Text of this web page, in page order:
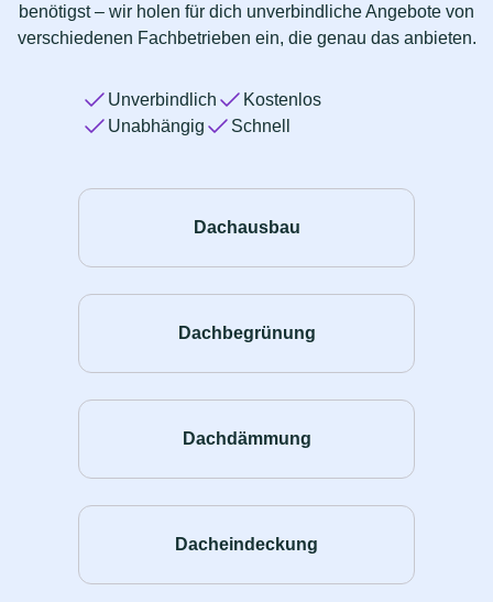
benötigst – wir holen für dich unverbindliche Angebote von
verschiedenen Fachbetrieben ein, die genau das anbieten.
Unverbindlich
Kostenlos
Unabhängig
Schnell
Dachausbau
Dachbegrünung
Dachdämmung
Dacheindeckung